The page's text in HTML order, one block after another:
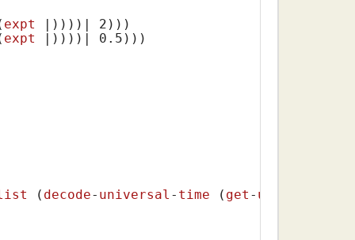
expt |) )))| 2 )))
expt |) )))| 0.5 )))
( decode- universal - time ( get - universal